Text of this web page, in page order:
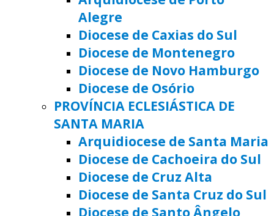
Alegre
Diocese de Caxias do Sul
Diocese de Montenegro
Diocese de Novo Hamburgo
Diocese de Osório
PROVÍNCIA ECLESIÁSTICA DE
SANTA MARIA
Arquidiocese de Santa Maria
Diocese de Cachoeira do Sul
Diocese de Cruz Alta
Diocese de Santa Cruz do Sul
Diocese de Santo Ângelo